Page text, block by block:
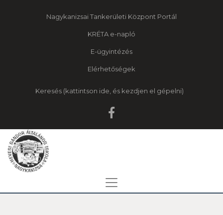
Nagykanizsai Tankerületi Központ Portál
KRÉTA e-napló
E-ügyintézés
Elérhetőségek
Keresés